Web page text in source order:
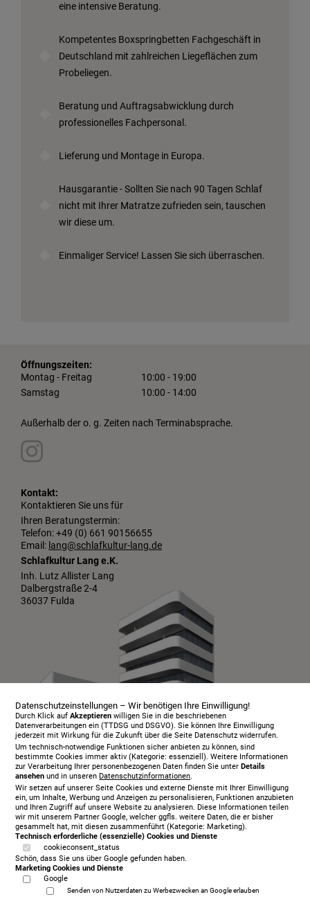
eine intensive Beratung.
Kompetentes Boxspringbetten Fachgeschäft in
Deutschland mit zahlreichen Liegeflächen zum
Probeliegen.
Beratung und Auftragsabwicklung durch
professionelles Fachpersonal.
Lieferung und Montage in Europa.
Hausgarantie - Sollten Sie nach 90 Tagen Schlaf
nicht mit Ihrer Matratze zufrieden sein, tauschen
wir diese um.
Einmaliger Service! Lassen Sie sich überraschen.
Öffnungszeiten:
Montag - Freitag
10:00 - 19:00
Samstag
10:00 - 14:00
Außerhalb der o. g. Zeiten nach Terminabsprache.
Kontakt:
Kontaktieren Sie uns für
Ihren Beratungstermin:
Telefon: +49 (0) 661 90156655
Email: lang@schlafkultur-lang.de
Schlafkultur Lang e.K.
Inh. Lutz Allister Lang
Dalbergstraße 2-4
36037 Fulda
Infopaket
Über uns
Serviceangebot
Öffnungszeiten
Beratungstermin
Probeschlafen
Kontakt
Datenschutzeinstellungen – Wir benötigen Ihre Einwilligung!
Durch Klick aufAkzeptieren willigen Sie in die beschriebenen
Datenverarbeitungen ein (TTDSG und DSGVO). Sie können Ihre Einwilligung
jederzeit mit Wirkung für die Zukunft über die Seite Datenschutz widerrufen.
Um technisch-notwendige Funktionen sicher anbieten zu können, sind
bestimmte Cookies immer aktiv (Kategorie: essenziell). Weitere Informationen
zur Verarbeitung Ihrer personenbezogenen Daten finden Sie unterDetails
ansehen und in unserenDatenschutzinformationen.
Wir setzen auf unserer Seite Cookies und externe Dienste mit Ihrer Einwilligung
ein, um Inhalte, Werbung und Anzeigen zu personalisieren, Funktionen anzubieten
und Ihren Zugriff auf unsere Website zu analysieren. Diese Informationen teilen
wir mit unserem Partner Google, welcher ggfls. weitere Daten, die er bisher
gesammelt hat, mit diesen zusammenführt (Kategorie: Marketing).
Technisch erforderliche (essenzielle) Cookies und Dienste
cookieconsent_status
Schön, dass Sie uns über Google gefunden haben.
Marketing Cookies und Dienste
Google
Senden von Nutzerdaten zu Werbezwecken an Google erlauben